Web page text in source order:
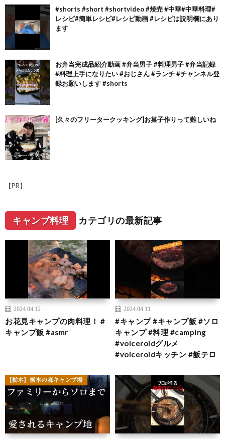
#shorts #short #shortvideo #焼売 #中華#中華料理#
レシピ#簡単レシピ#レシピ動画 #レシピは説明欄にあり
ます
お弁当完成品紹介動画 #弁当男子 #料理男子 #弁当記録
#料理上手になりたい #おじさん #ランチ #チャンネル登
録お願いします #shorts
[久々のフリータークッキング]お菓子作りって難しいね
【PR】
キャンプ料理 カテゴリの最新記事
2024.04.12
お花見キャンプの肉料理！ #
キャンプ飯 #asmr
2024.04.11
#キャンプ #キャンプ飯 #ソロ
キャンプ #料理 #camping
#voiceroidグルメ
#voiceroidキッチン #飯テロ